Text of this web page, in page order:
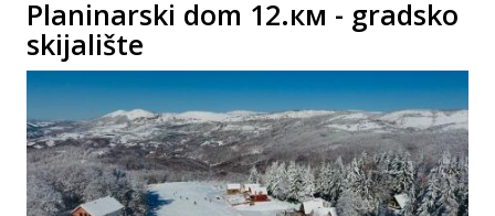
Planinarski dom 12.км - gradsko
skijalište